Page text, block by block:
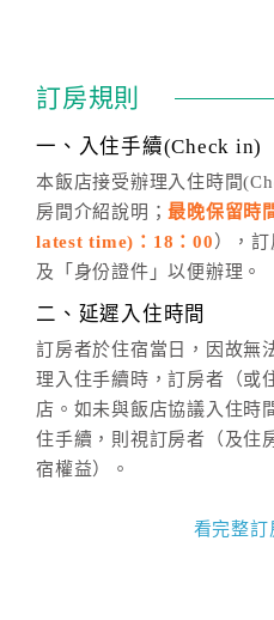
話方式異動訂單。
※非客服時間之申辦異動，
五、客服時間
週一至週日，上午9:00～晚
六、聯絡方式
(07)9682715 。
訂房規則
一、入住手續(Check in)
本飯店接受辦理入住時間
房間介紹說明；最晚保留時
latest time)：18：00 ），
及「身份證件」以便辦理。
二、延遲入住時間
訂房者於住宿當日，因故無
理入住手續時，訂房者（或
店。如未與飯店協議入住時
住手續，則視訂房者（及住
宿權益）。
看完整訂